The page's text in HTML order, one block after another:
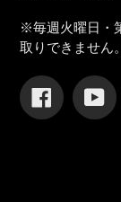
※毎週火曜日・
取りできません
Facebook